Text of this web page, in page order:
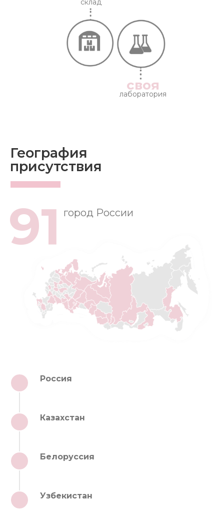
склад
своя
лаборатория
91 город России
География
присутствия
Россия
Казахстан
Белоруссия
Узбекистан